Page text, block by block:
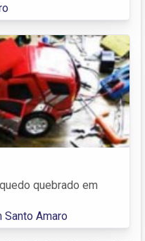
quebrado em
Santo Amaro